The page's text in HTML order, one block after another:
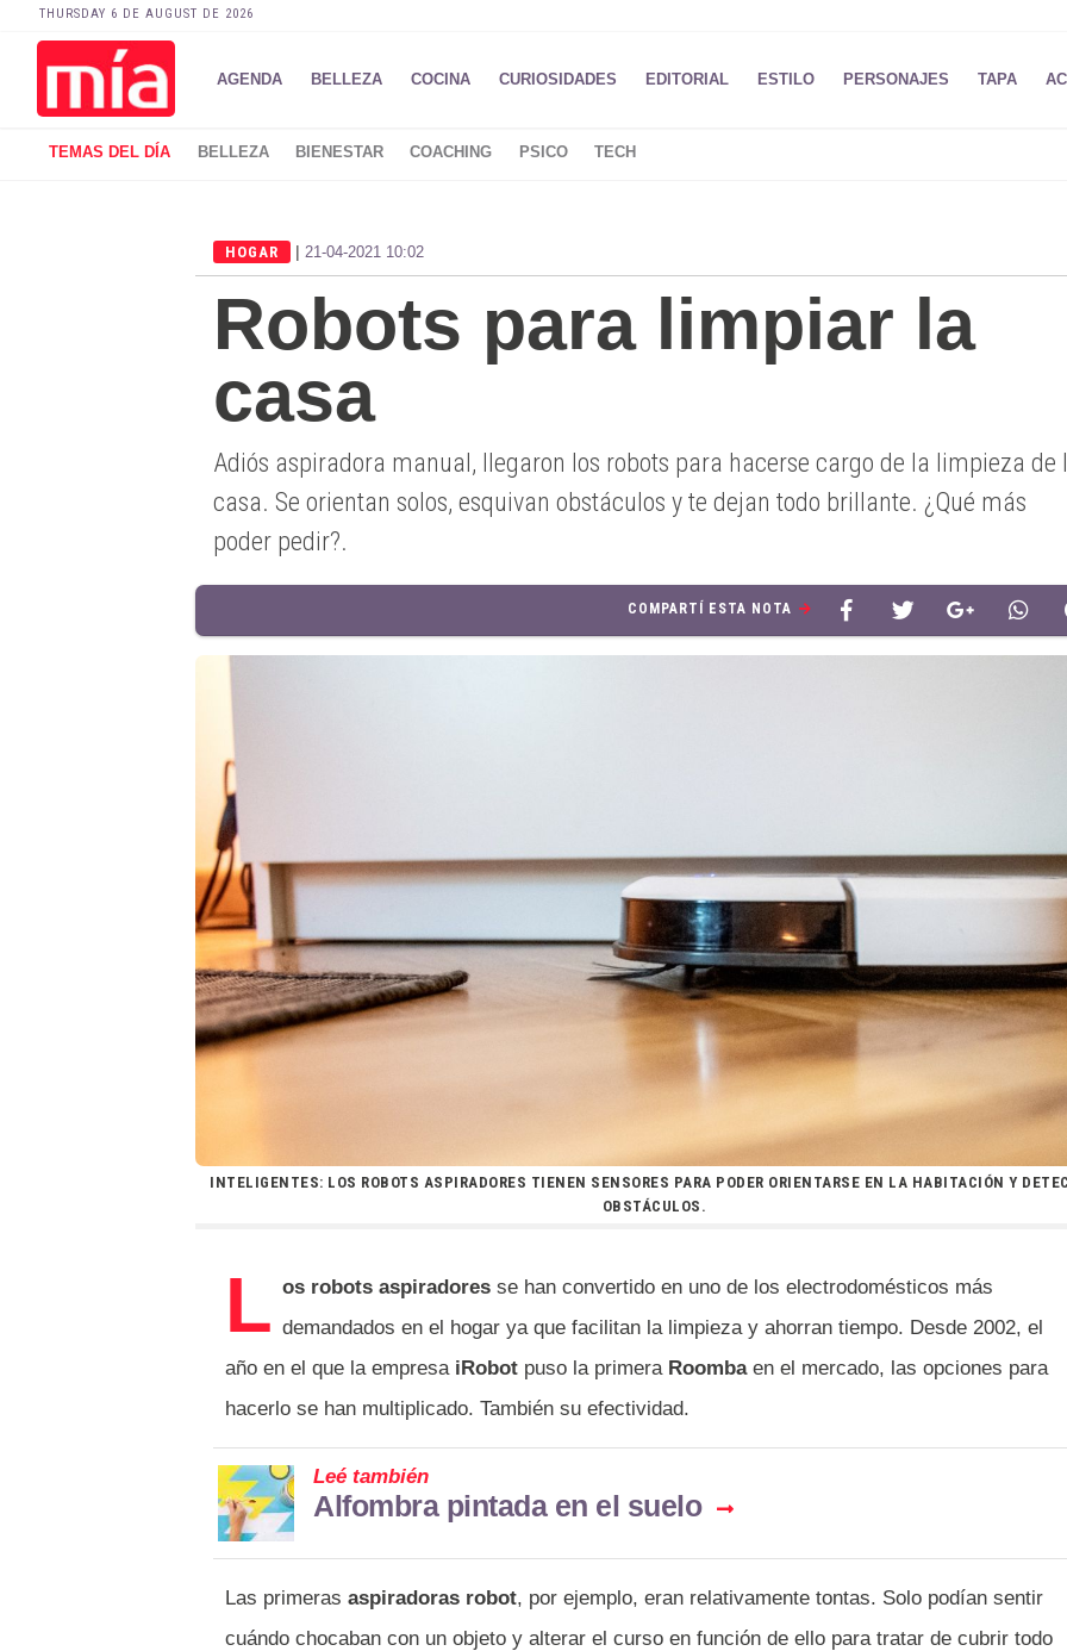
THURSDAY 6 DE AUGUST DE 2026
AGENDA BELLEZA COCINA CURIOSIDADES EDITORIAL ESTILO PERSONAJES TAPA
TEMAS DEL DÍA BELLEZA BIENESTAR COACHING PSICO TECH
HOGAR | 21-04-2021 10:02
Robots para limpiar la
casa
Adiós aspiradora manual, llegaron los robots para hacerse cargo de la limpieza de
casa. Se orientan solos, esquivan obstáculos y te dejan todo brillante. ¿Qué más
poder pedir?.
COMPARTÍ ESTA NOTA
INTELIGENTES: LOS ROBOTS ASPIRADORES TIENEN SENSORES PARA PODER ORIENTARSE EN LA HABITACIÓN Y
OBSTÁCULOS.
L os robots aspiradores se han convertido en uno de los electrodomésticos más
demandados en el hogar ya que facilitan la limpieza y ahorran tiempo. Desde 2002, el
año en el que la empresaiRobot puso la primera Roomba en el mercado, las opciones para
hacerlo se han multiplicado. También su efectividad.
Leé también
Alfombra pintada en el suelo
Las primeras aspiradoras robot, por ejemplo, eran relativamente tontas. Solo podían sentir
cuándo chocaban con un objeto y alterar el curso en función de ello para tratar de cubrir todo